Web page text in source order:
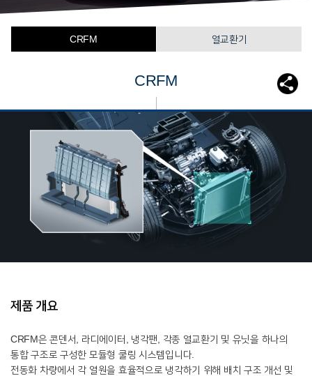
CRFM 열교환기
CRFM
제품 개요
CRFM은 콘덴서, 라디에이터, 냉각팬, 각종 열교환기 및 유닛을 하나의
통합 구조로 구성한 모듈형 쿨링 시스템입니다.
전동화 차량에서 각 열원을 효율적으로 냉각하기 위해 배치 구조 개선 및